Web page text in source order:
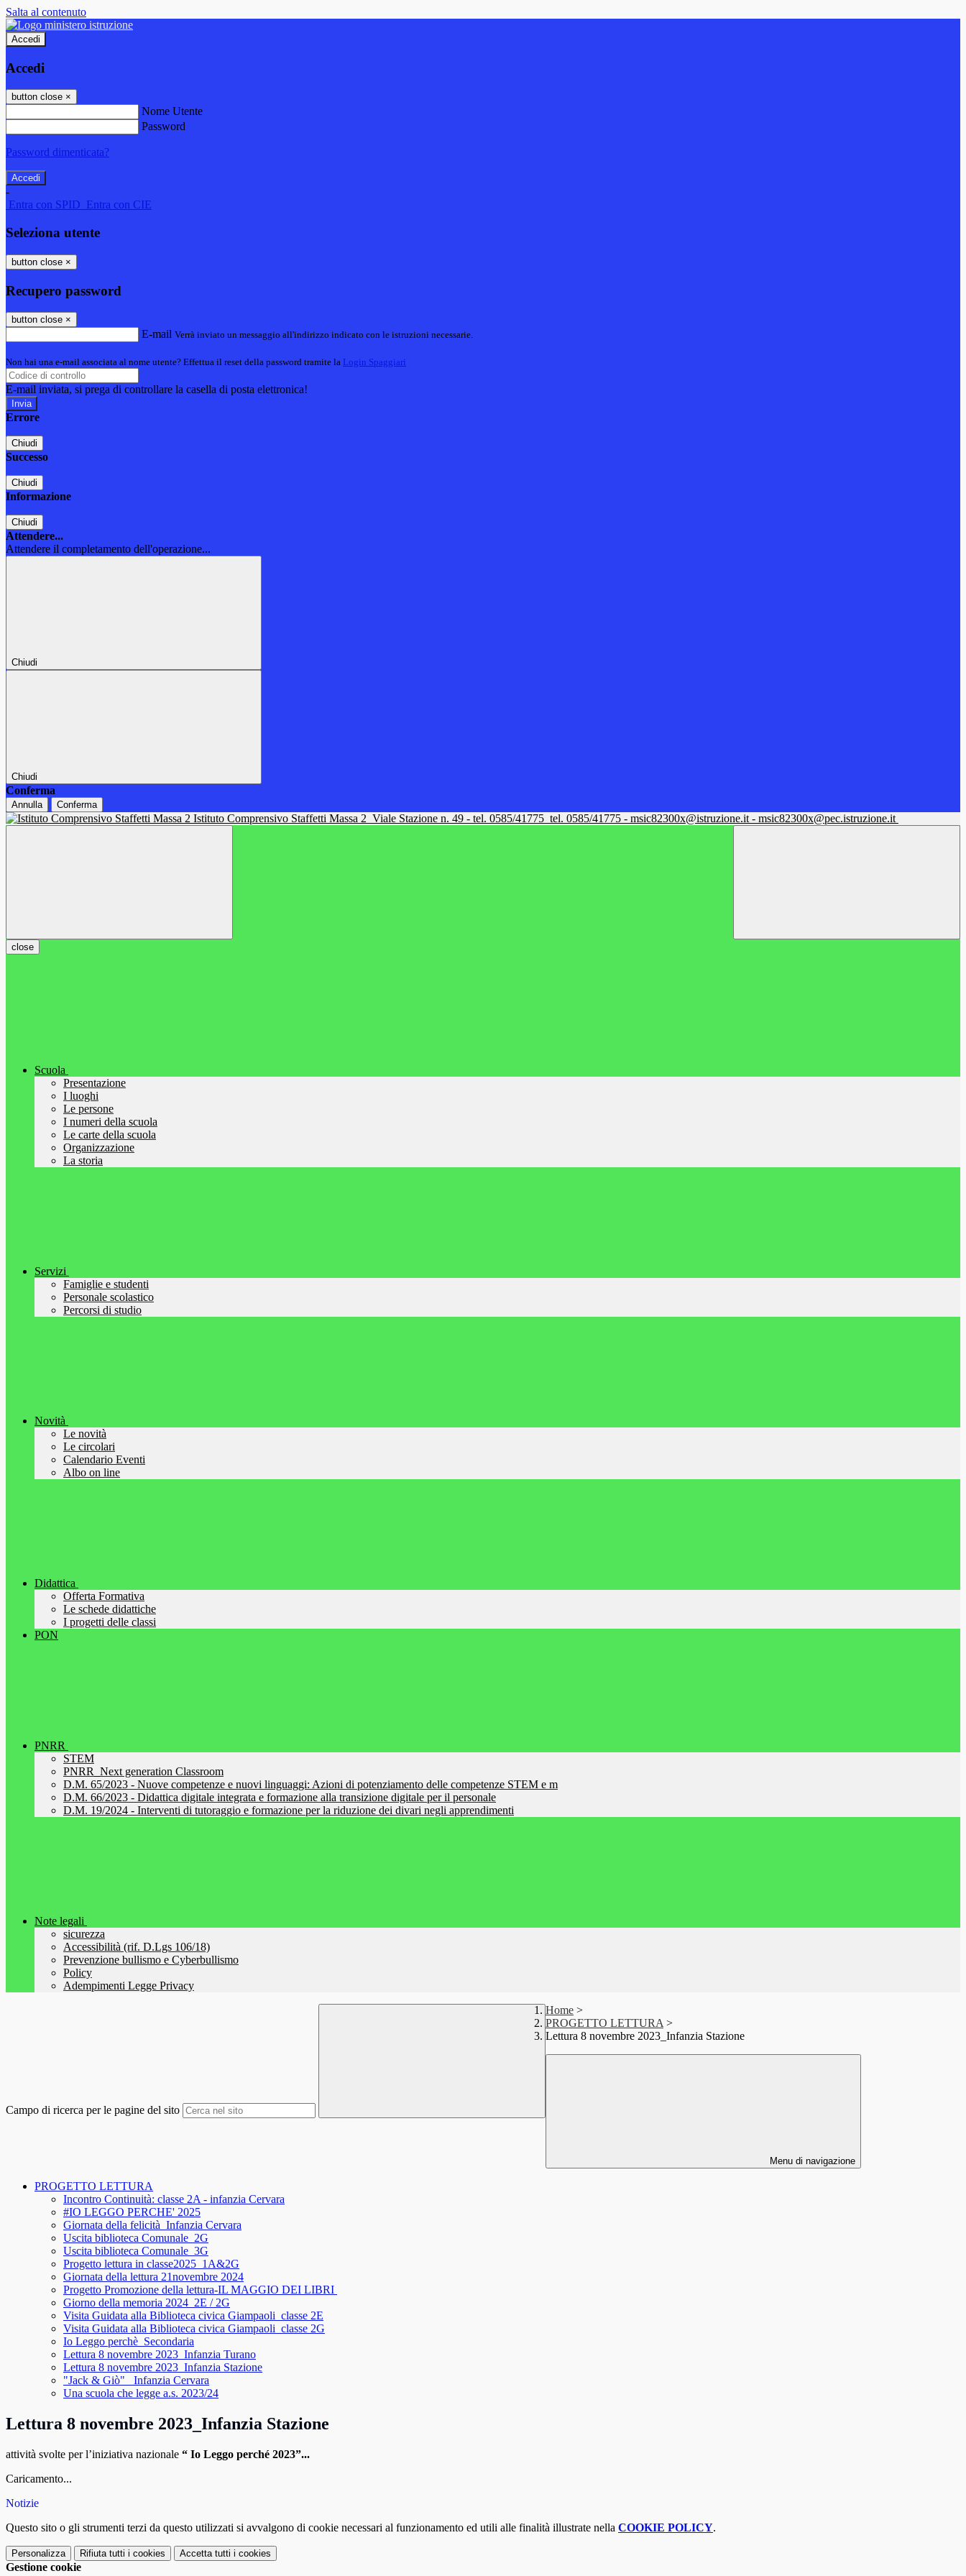
Salta al contenuto
Accedi
Accedi
button close ×
Nome Utente
Password
Password dimenticata?
-
Entra con SPID Entra con CIE
Seleziona utente
button close ×
Recupero password
button close ×
E-mail Verrà inviato un messaggio all'indirizzo indicato con le istruzioni necessarie.
Non hai una e-mail associata al nome utente? Effettua il reset della password tramite la Login Spaggiari
E-mail inviata, si prega di controllare la casella di posta elettronica!
Errore
Chiudi
Successo
Chiudi
Informazione
Chiudi
Attendere...
Attendere il completamento dell'operazione...
Chiudi
Chiudi
Conferma
Annulla Conferma
Istituto Comprensivo Staffetti Massa 2 Viale Stazione n. 49 - tel. 0585/41775 tel. 0585/41775 - msic82300x@istruzione.it - msic82300x@pec.istruzione.it
close
Scuola
Presentazione
I luoghi
Le persone
I numeri della scuola
Le carte della scuola
Organizzazione
La storia
Servizi
Famiglie e studenti
Personale scolastico
Percorsi di studio
Novità
Le novità
Le circolari
Calendario Eventi
Albo on line
Didattica
Offerta Formativa
Le schede didattiche
I progetti delle classi
PON
PNRR
STEM
PNRR_Next generation Classroom
D.M. 65/2023 - Nuove competenze e nuovi linguaggi: Azioni di potenziamento delle competenze STEM e m
D.M. 66/2023 - Didattica digitale integrata e formazione alla transizione digitale per il personale
D.M. 19/2024 - Interventi di tutoraggio e formazione per la riduzione dei divari negli apprendimenti
Note legali
sicurezza
Accessibilità (rif. D.Lgs 106/18)
Prevenzione bullismo e Cyberbullismo
Policy
Adempimenti Legge Privacy
Campo di ricerca per le pagine del sito
Home >
PROGETTO LETTURA >
Lettura 8 novembre 2023_Infanzia Stazione
Menu di navigazione
PROGETTO LETTURA
Incontro Continuità: classe 2A - infanzia Cervara
#IO LEGGO PERCHE' 2025
Giornata della felicità_Infanzia Cervara
Uscita biblioteca Comunale_2G
Uscita biblioteca Comunale_3G
Progetto lettura in classe2025_1A&2G
Giornata della lettura 21novembre 2024
Progetto Promozione della lettura-IL MAGGIO DEI LIBRI
Giorno della memoria 2024_2E / 2G
Visita Guidata alla Biblioteca civica Giampaoli_classe 2E
Visita Guidata alla Biblioteca civica Giampaoli_classe 2G
Io Leggo perchè_Secondaria
Lettura 8 novembre 2023_Infanzia Turano
Lettura 8 novembre 2023_Infanzia Stazione
"Jack & Giò" _Infanzia Cervara
Una scuola che legge a.s. 2023/24
Lettura 8 novembre 2023_Infanzia Stazione
attività svolte perl’iniziativa nazionale “ Io Leggo perché 2023”...
Caricamento...
Notizie
Questo sito o gli strumenti terzi da questo utilizzati si avvalgono di cookie necessari al funzionamento ed utili alle finalità illustrate nella COOKIE POLICY.
Personalizza Rifiuta tutti i cookies Accetta tutti i cookies
Gestione cookie